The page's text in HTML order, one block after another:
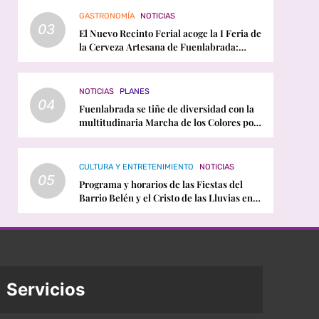
03
GASTRONOMÍA NOTICIAS
El Nuevo Recinto Ferial acoge la I Feria de
la Cerveza Artesana de Fuenlabrada:
horarios, conciertos y programación
04
NOTICIAS PLANES
Fuenlabrada se tiñe de diversidad con la
multitudinaria Marcha de los Colores por
el Orgullo LGTBI
05
CULTURA Y ENTRETENIMIENTO NOTICIAS
Programa y horarios de las Fiestas del
Barrio Belén y el Cristo de las Lluvias en
Fuenlabrada
Servicios